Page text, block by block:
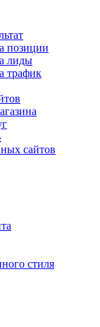
позиции
лиды
трафик
сайтов
стиля